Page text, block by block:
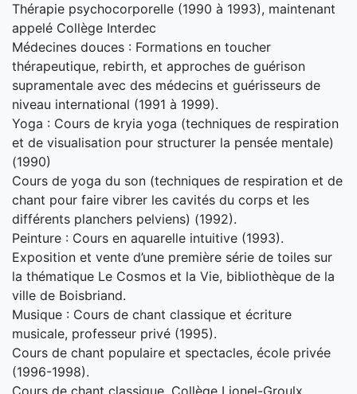
Thérapie psychocorporelle (1990 à 1993), maintenant
appelé Collège Interdec
Médecines douces : Formations en toucher
thérapeutique, rebirth, et approches de guérison
supramentale avec des médecins et guérisseurs de
niveau international (1991 à 1999).
Yoga : Cours de kryia yoga (techniques de respiration
et de visualisation pour structurer la pensée mentale)
(1990)
Cours de yoga du son (techniques de respiration et de
chant pour faire vibrer les cavités du corps et les
différents planchers pelviens) (1992).
Peinture : Cours en aquarelle intuitive (1993).
Exposition et vente d’une première série de toiles sur
la thématique Le Cosmos et la Vie, bibliothèque de la
ville de Boisbriand.
Musique : Cours de chant classique et écriture
musicale, professeur privé (1995).
Cours de chant populaire et spectacles, école privée
(1996-1998).
Cours de chant classique, Collège Lionel-Groulx,